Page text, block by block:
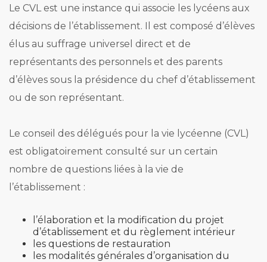
Le CVL est une instance qui associe les lycéens aux
décisions de l’établissement. Il est composé d’élèves
élus au suffrage universel direct et de
représentants des personnels et des parents
d’élèves sous la présidence du chef d’établissement
ou de son représentant.
Le conseil des délégués pour la vie lycéenne (CVL)
est obligatoirement consulté sur un certain
nombre de questions liées à la vie de
l’établissement :
l’élaboration et la modification du projet
d’établissement et du règlement intérieur
les questions de restauration
les modalités générales d’organisation du